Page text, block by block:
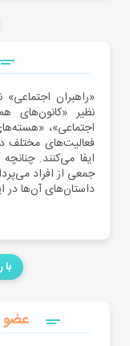
«راهبران
نظیر «کانون‌های
اجتماعی»،
فعالیت‌های مختلف
ایفا می‌کنند.
جمعی از افراد
داستان‌های آن‌ها در
عضو